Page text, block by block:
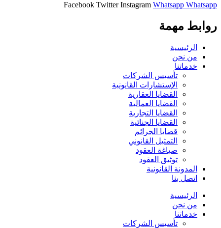
Facebook Twitter Instagram Whatsapp Whatsapp
روابط مهمة
الرئيسية
من نحن
خدماتنا
تأسيس الشركات
الإستشارات القانونية
القضايا العقارية
القضايا العمالية
القضايا التجارية
القضايا الجنائية
قضايا الجرائم
التمثيل القانوني
صياغة العقود
توثيق العقود
المدونة القانونية
اتصل بنا
الرئيسية
من نحن
خدماتنا
تأسيس الشركات